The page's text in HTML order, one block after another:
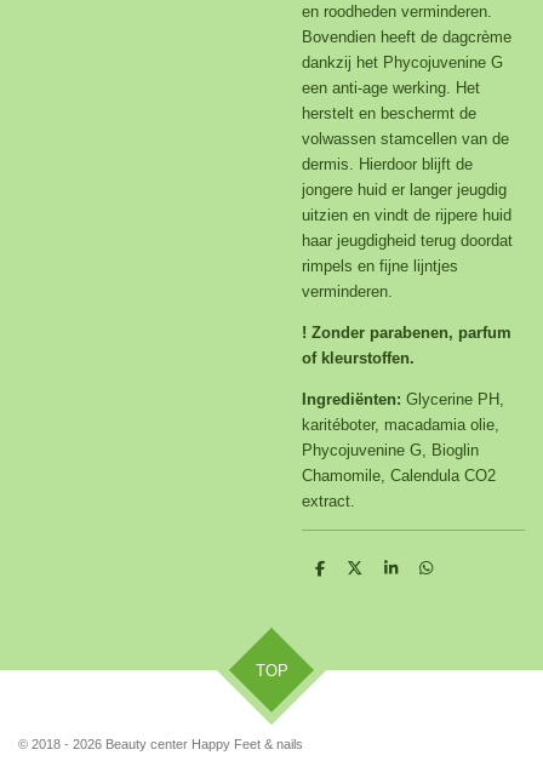
en roodheden verminderen.
Bovendien heeft de dagcrème
dankzij het Phycojuvenine G
een anti-age werking. Het
herstelt en beschermt de
volwassen stamcellen van de
dermis. Hierdoor blijft de
jongere huid er langer jeugdig
uitzien en vindt de rijpere huid
haar jeugdigheid terug doordat
rimpels en fijne lijntjes
verminderen.
! Zonder parabenen, parfum
of kleurstoffen.
Ingrediënten: Glycerine PH,
karitéboter, macadamia olie,
Phycojuvenine G, Bioglin
Chamomile, Calendula CO2
extract.
D
D
S
D
TOP
© 2018 - 2026 Beauty center Happy Feet & nails